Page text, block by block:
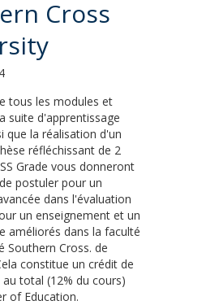
Cross
tous les modules et
suite d'apprentissage
que la réalisation d'un
réfléchissant de 2
Grade vous donneront
postuler pour un
dans l'évaluation
un enseignement et un
améliorés dans la faculté
Southern Cross. de
constitue un crédit de
total (12% du cours)
of Education.